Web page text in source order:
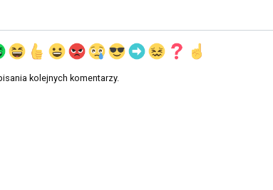
kolejnych komentarzy.